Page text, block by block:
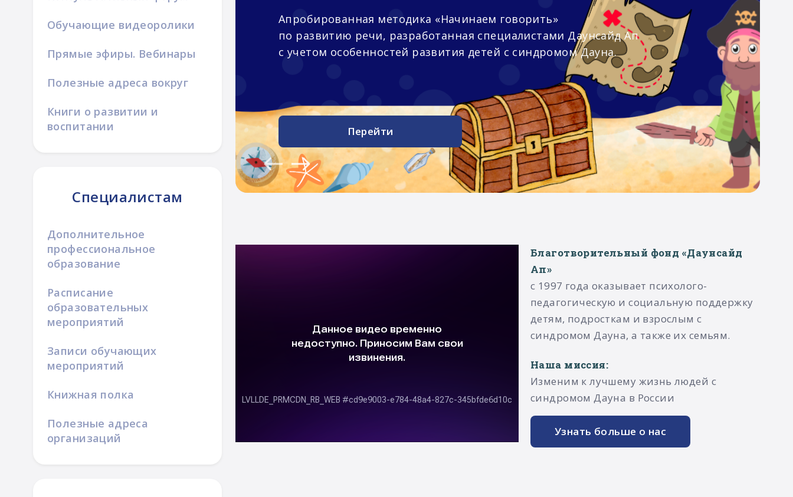
Обучающие видеоролики
Прямые эфиры. Вебинары
Полезные адреса вокруг
Книги о развитии и
воспитании
Специалистам
Дополнительное
профессиональное
образование
Расписание
образовательных
мероприятий
Записи обучающих
мероприятий
Книжная полка
Полезные адреса
организаций
Апробированная методика «Начинаем говорить»
по развитию речи, разработанная специалистами Даунсайд Ап
с учетом особенностей развития детей с синдромом Дауна.
Перейти
Благотворительный фонд «Даунсайд
Ап»
с 1997 года оказывает психолого-
педагогическую и социальную поддержку
детям, подросткам и взрослым с
синдромом Дауна, а также их семьям.​
Наша миссия:
Изменим к лучшему жизнь людей с
синдромом Дауна в России
Узнать больше о нас